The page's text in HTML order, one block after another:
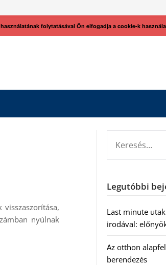
nyúlnak
Legutóbbi
Last minute
irodával:
Az otthon
berendezés
folytatásával Ön elfogadja a cookie-k